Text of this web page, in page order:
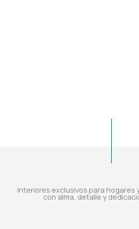
Interiores exclusivos para hogares
con alma, detalle y